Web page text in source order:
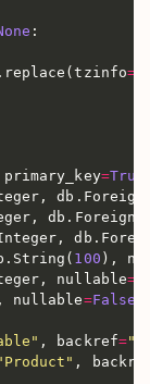
:
. replace (tzinfo=
primary_key=True
, db .
, db .
, db .
. String ( 100 ) ,
, nullable=
, nullable=False
, backref=
,